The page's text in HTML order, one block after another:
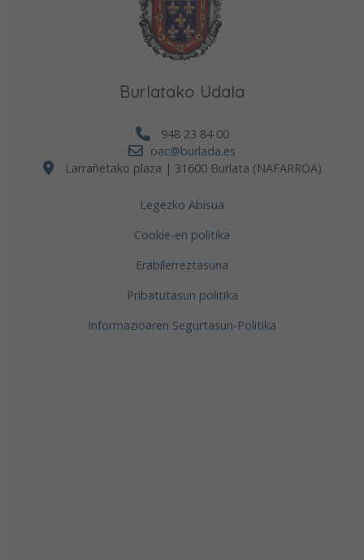
Burlatako Udala
948 23 84 00
oac@burlada.es
Larrañetako plaza | 31600 Burlata (NAFARROA)
Legezko Abisua
Cookie-en politika
Erabilerreztasuna
Pribatutasun politika
Informazioaren Segurtasun-Politika